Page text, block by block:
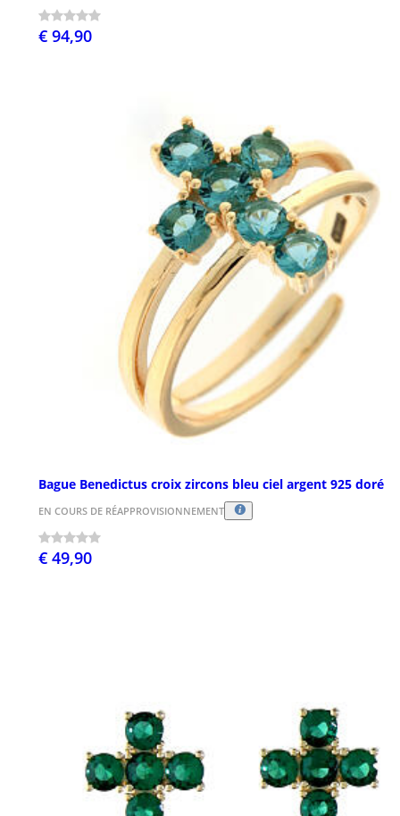
€ 94,90
Bague Benedictus croix zircons bleu ciel argent 925 doré
EN COURS DE RÉAPPROVISIONNEMENT
€ 49,90